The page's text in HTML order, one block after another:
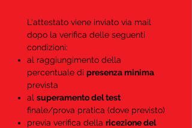
L'attestato viene inviato via mail
dopo la verifica delle seguenti
condizioni:
al raggiungimento della
percentuale di presenza minima
prevista
al superamento del test
finale/prova pratica (dove previsto)
previa verifica della ricezione del